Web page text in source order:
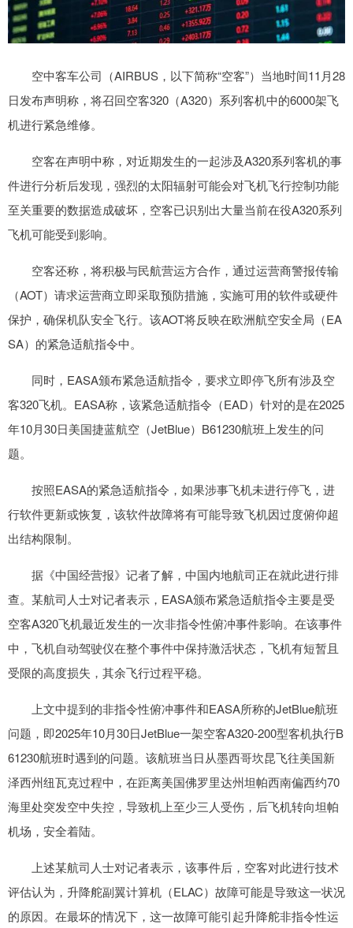
空中客车公司（AIRBUS，以下简称“空客”）当地时间11月28
日发布声明称，将召回空客320（A320）系列客机中的6000架飞
机进行紧急维修。
空客在声明中称，对近期发生的一起涉及A320系列客机的事
件进行分析后发现，强烈的太阳辐射可能会对飞机飞行控制功能
至关重要的数据造成破坏，空客已识别出大量当前在役A320系列
飞机可能受到影响。
空客还称，将积极与民航营运方合作，通过运营商警报传输
（AOT）请求运营商立即采取预防措施，实施可用的软件或硬件
保护，确保机队安全飞行。该AOT将反映在欧洲航空安全局（EA
SA）的紧急适航指令中。
同时，EASA颁布紧急适航指令，要求立即停飞所有涉及空
客320飞机。EASA称，该紧急适航指令（EAD）针对的是在2025
年10月30日美国捷蓝航空（JetBlue）B61230航班上发生的问
题。
按照EASA的紧急适航指令，如果涉事飞机未进行停飞，进
行软件更新或恢复，该软件故障将有可能导致飞机因过度俯仰超
出结构限制。
据《中国经营报》记者了解，中国内地航司正在就此进行排
查。某航司人士对记者表示，EASA颁布紧急适航指令主要是受
空客A320飞机最近发生的一次非指令性俯冲事件影响。在该事件
中，飞机自动驾驶仪在整个事件中保持激活状态，飞机有短暂且
受限的高度损失，其余飞行过程平稳。
上文中提到的非指令性俯冲事件和EASA所称的JetBlue航班
问题，即2025年10月30日JetBlue一架空客A320-200型客机执行B
61230航班时遇到的问题。该航班当日从墨西哥坎昆飞往美国新
泽西州纽瓦克过程中，在距离美国佛罗里达州坦帕西南偏西约70
海里处突发空中失控，导致机上至少三人受伤，后飞机转向坦帕
机场，安全着陆。
上述某航司人士对记者表示，该事件后，空客对此进行技术
评估认为，升降舵副翼计算机（ELAC）故障可能是导致这一状况
的原因。在最坏的情况下，这一故障可能引起升降舵非指令性运